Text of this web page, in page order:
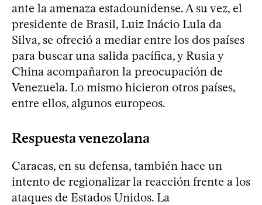
ante la amenaza estadounidense. A su vez, el
presidente de Brasil, Luiz Inácio Lula da
Silva, se ofreció a mediar entre los dos países
para buscar una salida pacífica, y Rusia y
China acompañaron la preocupación de
Venezuela. Lo mismo hicieron otros países,
entre ellos, algunos europeos.
Respuesta venezolana
Caracas, en su defensa, también hace un
intento de regionalizar la reacción frente a los
ataques de Estados Unidos. La